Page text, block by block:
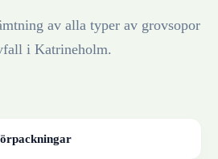
av alla typer av grovsopor
i Katrineholm.